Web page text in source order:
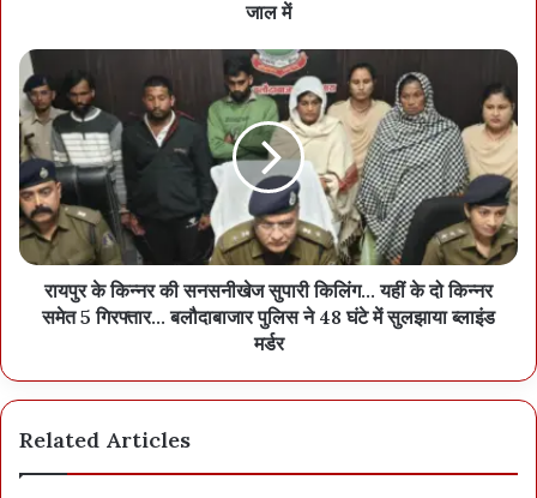
जाल में
रायपुर के किन्नर की सनसनीखेज सुपारी किलिंग... यहीं के दो किन्नर
समेत 5 गिरफ्तार... बलौदाबाजार पुलिस ने 48 घंटे में सुलझाया ब्लाइंड
मर्डर
Related Articles